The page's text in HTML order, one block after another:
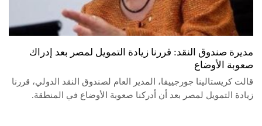
مديرة صندوق النقد: قررنا زيادة التمويل لمصر بعد إدراك
صعوبة الأوضاع
قالت كريستالينا جورجييفا، المدير العام لصندوق النقد الدولي، قررنا
زيادة التمويل لمصر بعد أن أدركنا صعوبة الأوضاع في المنطقة.